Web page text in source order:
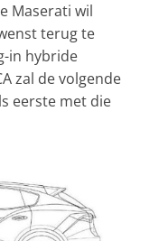
Maserati wil
terug te
in hybride
zal de volgende
eerste met die